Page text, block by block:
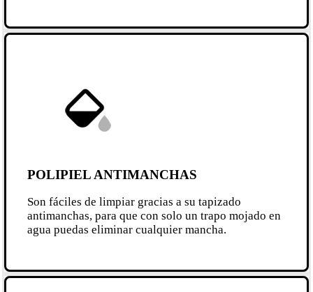
POLIPIEL ANTIMANCHAS
Son fáciles de limpiar gracias a su tapizado
antimanchas, para que con solo un trapo mojado en
agua puedas eliminar cualquier mancha.